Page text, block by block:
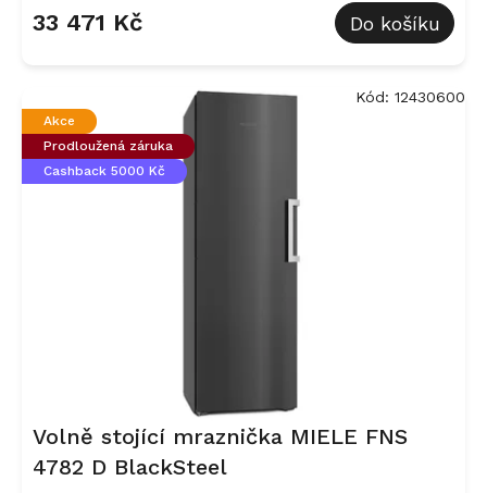
33 471 Kč Do košíku
Akce
Prodloužená záruka
Cashback 5000 Kč
Volně stojící mraznička MIELE FNS
4782 D BlackSteel
Kód: 12430600